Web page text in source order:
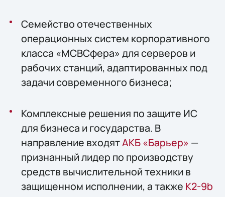
Семейство отечественных
операционных систем корпоративного
класса «МСВСфера» для серверов и
рабочих станций, адаптированных под
задачи современного бизнеса;
Комплексные решения по защите ИС
для бизнеса и государства. В
направление входятАКБ «Барьер» —
признанный лидер по производству
средств вычислительной техники в
защищенном исполнении, а также К2-9b